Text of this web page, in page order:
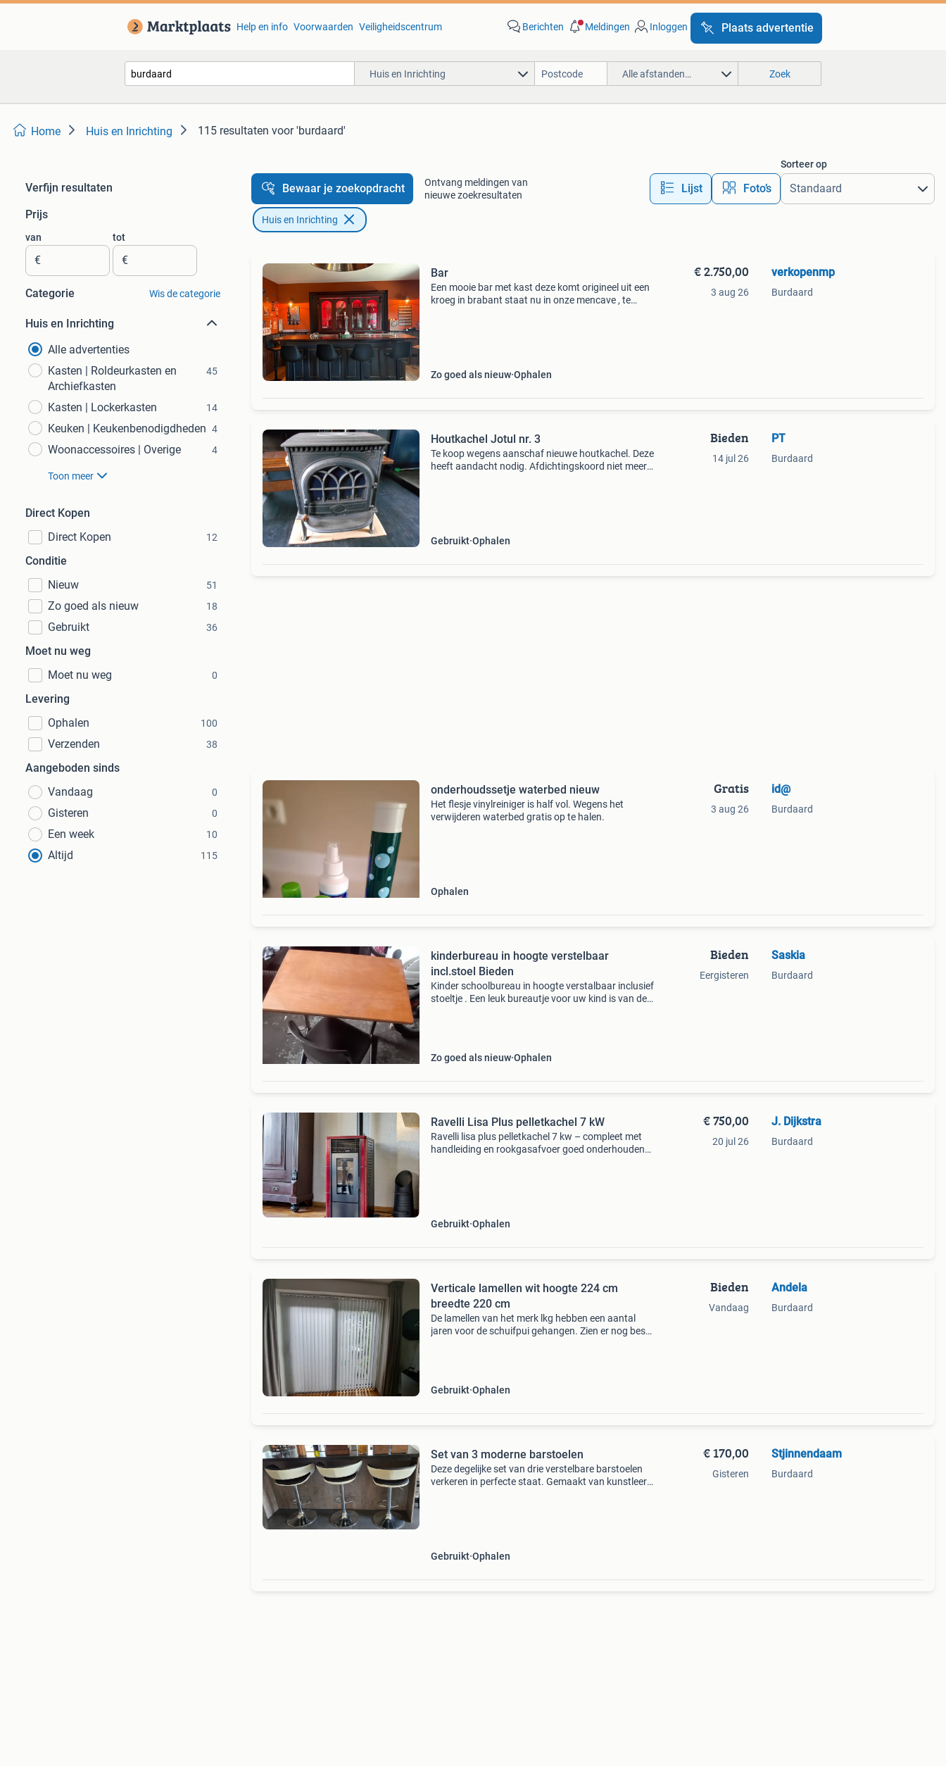
Help en info Voorwaarden Veiligheidscentrum Berichten Meldingen Inloggen Plaats advertentie
Huis en Inrichting Alle afstanden… Zoek
Home Huis en Inrichting 115 resultaten voor 'burdaard'
Verfijn resultaten
Prijs
van
€
tot
€
Categorie Wis de categorie
Huis en Inrichting
Alle advertenties
Kasten | Roldeurkasten en
Archiefkasten
45
Kasten | Lockerkasten 14
Keuken | Keukenbenodigdheden 4
Woonaccessoires | Overige 4
Toon meer
Direct Kopen
Direct Kopen
12
Conditie
Nieuw
51
Zo goed als nieuw 18
Gebruikt 36
Moet nu weg
Moet nu weg
0
Levering
Ophalen
100
Verzenden 38
Aangeboden sinds
Vandaag
0
Gisteren 0
Een week 10
Altijd 115
Bewaar je zoekopdracht
Ontvang meldingen van
nieuwe zoekresultaten
Lijst Foto’s
Sorteer op
Huis en Inrichting
Bar
Een mooie bar met kast deze komt origineel uit een
kroeg in brabant staat nu in onze mencave , te
Zo goed als nieuw Ophalen
€ 2.750,00
3 aug 26
verkopenmp
Burdaard
Houtkachel Jotul nr. 3
Te koop wegens aanschaf nieuwe houtkachel. Deze
heeft aandacht nodig. Afdichtingskoord niet meer
Gebruikt Ophalen
Bieden
14 jul 26
PT
Burdaard
onderhoudssetje waterbed nieuw
Het flesje vinylreiniger is half vol. Wegens het
verwijderen waterbed gratis op te halen.
Ophalen
Gratis
3 aug 26
id@
Burdaard
kinderbureau in hoogte verstelbaar
incl.stoel Bieden
Kinder schoolbureau in hoogte verstalbaar inclusief
stoeltje . Een leuk bureautje voor uw kind is van de
Zo goed als nieuw Ophalen
Bieden
Eergisteren
Saskia
Burdaard
Ravelli Lisa Plus pelletkachel 7 kW
Ravelli lisa plus pelletkachel 7 kw – compleet met
handleiding en rookgasafvoer goed onderhouden
Gebruikt Ophalen
€ 750,00
20 jul 26
J. Dijkstra
Burdaard
Verticale lamellen wit hoogte 224 cm
breedte 220 cm
De lamellen van het merk lkg hebben een aantal
jaren voor de schuifpui gehangen. Zien er nog best
Gebruikt Ophalen
Bieden
Vandaag
Andela
Burdaard
Set van 3 moderne barstoelen
Deze degelijke set van drie verstelbare barstoelen
verkeren in perfecte staat. Gemaakt van kunstleer.
Gebruikt Ophalen
€ 170,00
Gisteren
Stjinnendaam
Burdaard